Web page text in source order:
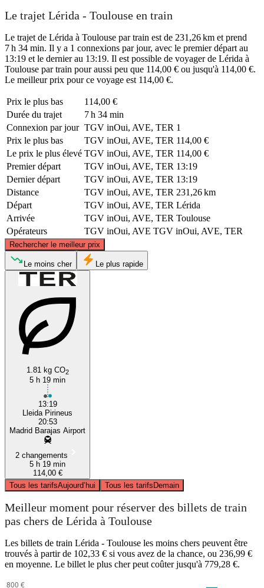
Le trajet Lérida - Toulouse en train
Le trajet de Lérida à Toulouse par train est de 231,26 km et prend
7 h 34 min. Il y a 1 connexions par jour, avec le premier départ au
13:19 et le dernier au 13:19. Il est possible de voyager de Lérida à
Toulouse par train pour aussi peu que 114,00 € ou jusqu'à 114,00 €.
Le meilleur prix pour ce voyage est 114,00 €.
Prix ​​le plus bas
114,00 €
Durée du trajet
7 h 34 min
Connexion par jour TGV inOui, AVE, TER 1
Prix ​​le plus bas
TGV inOui, AVE, TER 114,00 €
Le prix le plus élevé TGV inOui, AVE, TER 114,00 €
Premier départ
TGV inOui, AVE, TER 13:19
Dernier départ
TGV inOui, AVE, TER 13:19
Distance
TGV inOui, AVE, TER 231,26 km
Départ
TGV inOui, AVE, TER Lérida
Arrivée
TGV inOui, AVE, TER Toulouse
Opérateurs
TGV inOui, AVE TGV inOui, AVE, TER
Rechercher le meilleur prix
Toulouse
©CARTO, © OpenStreetMapcontributors
Le moins cher Le plus rapide
1.81 kg CO2
5 h 19 min
13:19
Lleida Pirineus
20:53
Madrid Barajas Airport
2 changements
5 h 19 min
114,00 €
Tous les tarifsAujourd’hui Tous les tarifsDemain
Meilleur moment pour réserver des billets de train
pas chers de Lérida à Toulouse
Les billets de train Lérida - Toulouse les moins chers peuvent être
trouvés à partir de 102,33 € si vous avez de la chance, ou 236,99 €
en moyenne. Le billet le plus cher peut coûter jusqu'à 779,28 €.